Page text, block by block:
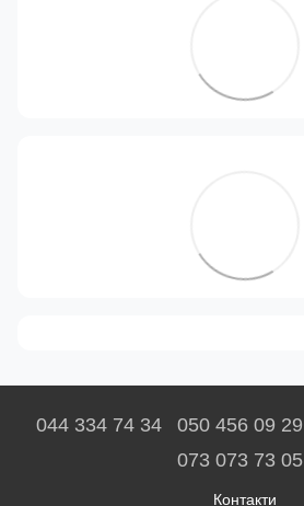
044 334 74 34 050 456 09 29
073 073 73 05
Контакти